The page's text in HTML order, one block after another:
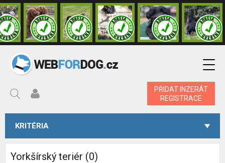
PŘIDAT INZERÁT
REGISTRACE
KRITÉRIA
Yorkšírský teriér (0)